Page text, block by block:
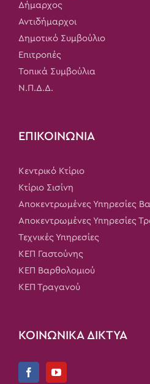
Δήμαρχος
Αντιδήμαρχοι
Δημοτικό Συμβούλιο
Επιτροπές
Τοπικά Συμβούλια
Ν.Π.Δ.Δ.
ΕΠΙΚΟΙΝΩΝΙΑ
Κεντρικό Κτίριο
Κτίριο Σισίνη
Αποκεντρωμένες Υπηρεσίες
Αποκεντρωμένες Υπηρεσίες
Τεχνικές Υπηρεσίες
ΚΕΠ Γαστούνης
ΚΕΠ Βαρθολομιού
ΚΕΠ Τραγανού
ΚΟΙΝΩΝΙΚΑ ΔΙΚΤΥΑ